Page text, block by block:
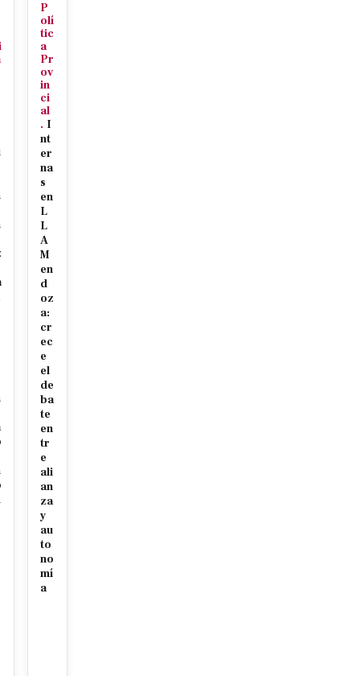
P
olí
tic
a
Pr
ov
in
ci
al
. I
nt
er
na
s
en
L
L
A
M
en
d
oz
a:
cr
ec
e
el
de
ba
te
en
tr
e
ali
an
za
y
au
to
no
mí
a